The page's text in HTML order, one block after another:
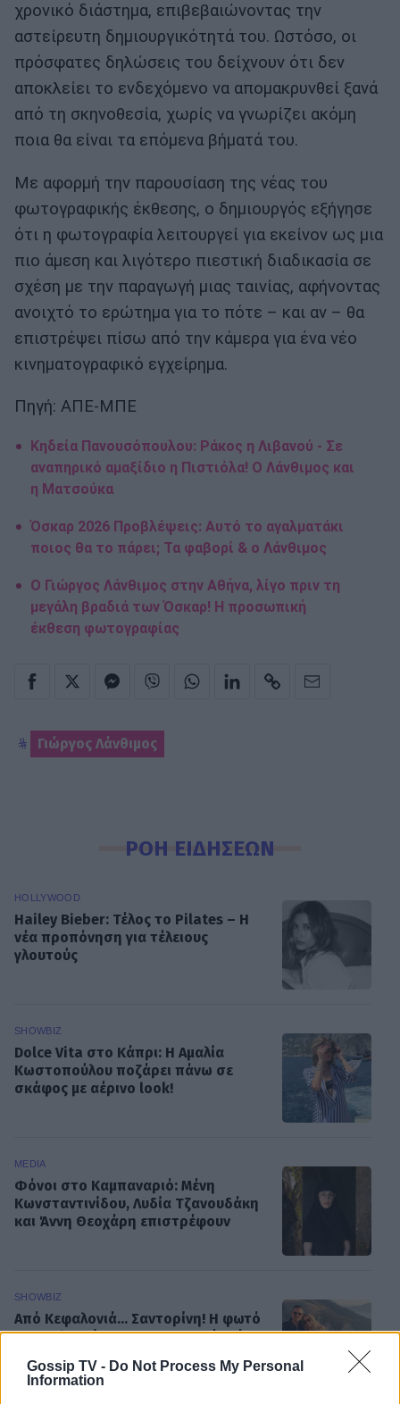
Gossip TV - Do Not Process My Personal
Information
χρονικό διάστημα, επιβεβαιώνοντας την
αστείρευτη δημιουργικότητά του. Ωστόσο, οι
πρόσφατες δηλώσεις του δείχνουν ότι δεν
αποκλείει το ενδεχόμενο να απομακρυνθεί ξανά
από τη σκηνοθεσία, χωρίς να γνωρίζει ακόμη
ποια θα είναι τα επόμενα βήματά του.
Με αφορμή την παρουσίαση της νέας του
φωτογραφικής έκθεσης, ο δημιουργός εξήγησε
ότι η φωτογραφία λειτουργεί για εκείνον ως μια
πιο άμεση και λιγότερο πιεστική διαδικασία σε
σχέση με την παραγωγή μιας ταινίας, αφήνοντας
ανοιχτό το ερώτημα για το πότε – και αν – θα
επιστρέψει πίσω από την κάμερα για ένα νέο
κινηματογραφικό εγχείρημα.
Πηγή: ΑΠΕ-ΜΠΕ
Κηδεία Πανουσόπουλου: Ράκος η Λιβανού - Σε
αναπηρικό αμαξίδιο η Πιστιόλα! Ο Λάνθιμος και
η Ματσούκα
Όσκαρ 2026 Προβλέψεις: Αυτό το αγαλματάκι
ποιος θα το πάρει; Τα φαβορί & ο Λάνθιμος
Ο Γιώργος Λάνθιμος στην Αθήνα, λίγο πριν τη
μεγάλη βραδιά των Όσκαρ! Η προσωπική
έκθεση φωτογραφίας
Γιώργος Λάνθιμος
ΡΟΗ ΕΙΔΗΣΕΩΝ
HOLLYWOOD
Hailey Bieber: Τέλος το Pilates – Η
νέα προπόνηση για τέλειους
γλουτούς
SHOWBIZ
Dolce Vita στο Κάπρι: Η Αμαλία
Κωστοπούλου ποζάρει πάνω σε
σκάφος με αέρινο look!
MEDIA
Φόνοι στο Καμπαναριό: Μένη
Κωνσταντινίδου, Λυδία Τζανουδάκη
και Άννη Θεοχάρη επιστρέφουν
SHOWBIZ
Από Κεφαλονιά... Σαντορίνη! Η φωτό
της Καλομοίρας με την οικογένειά
ΟΛΕΣ ΟΙ ΕΙΔΗΣΕΙΣ